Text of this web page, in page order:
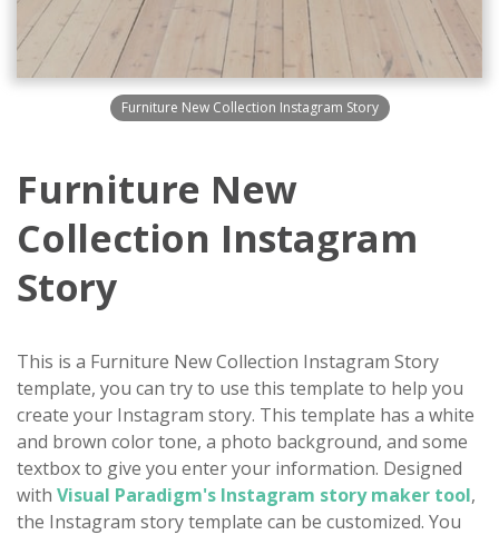
Furniture New Collection Instagram Story
Furniture New
Collection Instagram
Story
This is a Furniture New Collection Instagram Story
template, you can try to use this template to help you
create your Instagram story. This template has a white
and brown color tone, a photo background, and some
textbox to give you enter your information. Designed
with Visual Paradigm's Instagram story maker tool,
the Instagram story template can be customized. You